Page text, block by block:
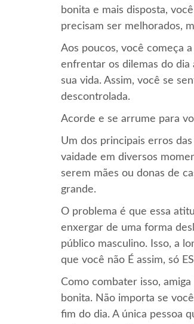
bonita e mais disposta,
precisam ser melhorados,
Aos poucos, você começa
enfrentar os dilemas do dia
sua vida. Assim, você se
descontrolada.
Acorde e se arrume para
Um dos principais erros
vaidade em diversos
serem mães ou donas de
grande.
O problema é que essa
enxergar de uma forma
público masculino. Isso, a
que você não É assim, só
Como combater isso,
bonita. Não importa se
fim do dia. A única pessoa